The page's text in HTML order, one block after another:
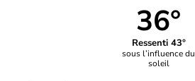
36°
Ressenti 43°
sous l’influence du
soleil